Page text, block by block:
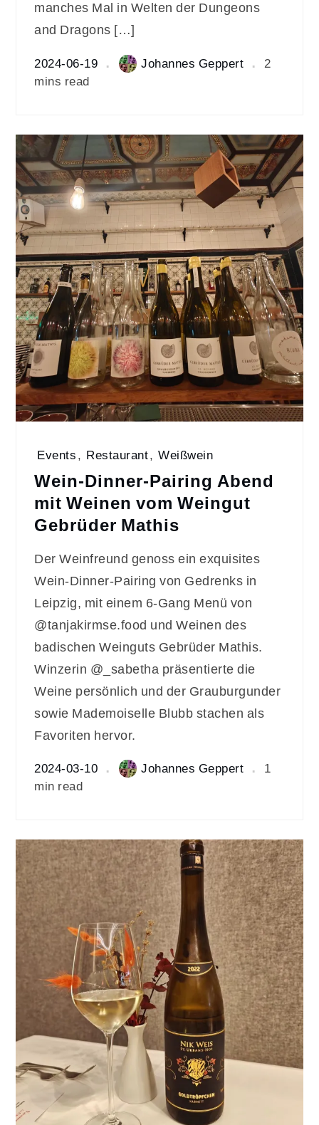
manches Mal in Welten der Dungeons
and Dragons […]
2024-06-19 Johannes Geppert
2
mins read
Events, Restaurant, Weißwein
Wein-Dinner-Pairing Abend
mit Weinen vom Weingut
Gebrüder Mathis
Der Weinfreund genoss ein exquisites
Wein-Dinner-Pairing von Gedrenks in
Leipzig, mit einem 6-Gang Menü von
@tanjakirmse.food und Weinen des
badischen Weinguts Gebrüder Mathis.
Winzerin @_sabetha präsentierte die
Weine persönlich und der Grauburgunder
sowie Mademoiselle Blubb stachen als
Favoriten hervor.
2024-03-10 Johannes Geppert
1
min read